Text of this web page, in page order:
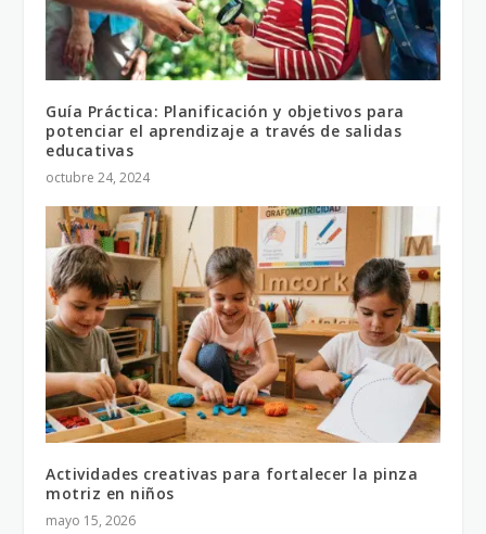
Guía Práctica: Planificación y objetivos para
potenciar el aprendizaje a través de salidas
educativas
octubre 24, 2024
Actividades creativas para fortalecer la pinza
motriz en niños
mayo 15, 2026